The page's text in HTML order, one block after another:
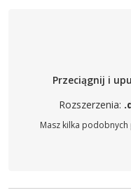
Przeciągnij i
Rozszerzenia:
Masz kilka